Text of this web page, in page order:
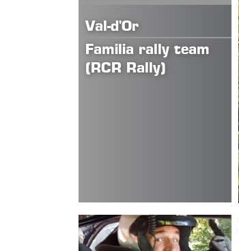
Val-d'Or
Familia rally team
(RCR Rally)